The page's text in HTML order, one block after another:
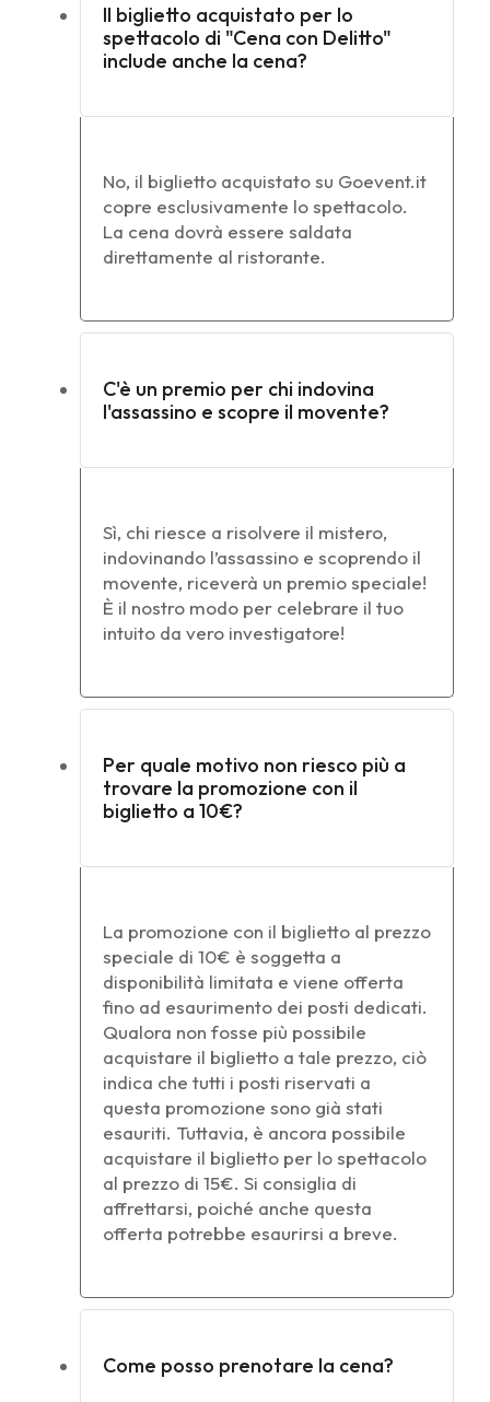
Il biglietto acquistato per lo
spettacolo di "Cena con Delitto"
include anche la cena?
No, il biglietto acquistato su Goevent.it
copre esclusivamente lo spettacolo.
La cena dovrà essere saldata
direttamente al ristorante.
C'è un premio per chi indovina
l'assassino e scopre il movente?
Sì, chi riesce a risolvere il mistero,
indovinando l’assassino e scoprendo il
movente, riceverà un premio speciale!
È il nostro modo per celebrare il tuo
intuito da vero investigatore!
Per quale motivo non riesco più a
trovare la promozione con il
biglietto a 10€?
La promozione con il biglietto al prezzo
speciale di 10€ è soggetta a
disponibilità limitata e viene offerta
fino ad esaurimento dei posti dedicati.
Qualora non fosse più possibile
acquistare il biglietto a tale prezzo, ciò
indica che tutti i posti riservati a
questa promozione sono già stati
esauriti. Tuttavia, è ancora possibile
acquistare il biglietto per lo spettacolo
al prezzo di 15€. Si consiglia di
affrettarsi, poiché anche questa
offerta potrebbe esaurirsi a breve.
Come posso prenotare la cena?